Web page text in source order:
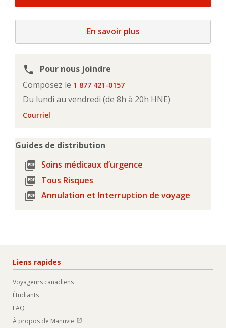
En savoir plus
phone
Pour nous joindre
Composez le 1 877 421-0157
Du lundi au vendredi (de 8h à 20h HNE)
Courriel
Guides de distribution
picture_as_pdf Soins médicaux d’urgence
picture_as_pdf Tous Risques
picture_as_pdf Annulation et Interruption de voyage
Liens rapides
Voyageurs canadiens
Étudiants
FAQ
À propos de Manuvie Ouvrir dans une nouvelle fenetre